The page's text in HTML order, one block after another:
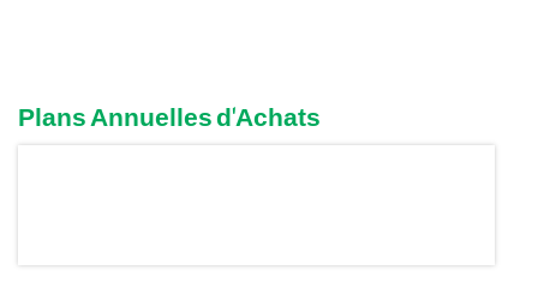
Plans Annuelles d'Achats